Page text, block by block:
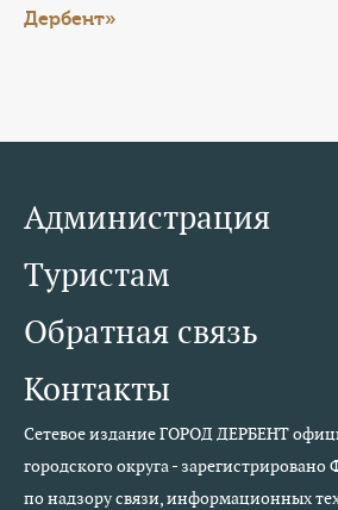
Дербент»
Администрация
Туристам
Обратная связь
Контакты
Сетевое издание ГОРОД ДЕРБЕНТ
городского округа -
по надзору связи, информационных